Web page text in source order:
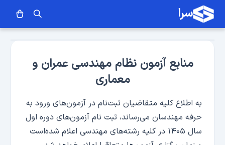
سرا
منابع آزمون نظام مهندسی عمران و
معماری
به اطلاع کلیه متقاضیان ثبت‌نام در آزمون‌های ورود به
حرفه مهندسان می‌رساند، ثبت نام آزمون‌های دوره اول
سال ۱۴۰۵ در کلیه رشته‌های مهندسی اعلام شده‌است